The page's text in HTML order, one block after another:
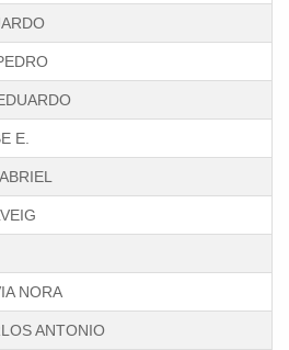
E.
NORA
ANTONIO